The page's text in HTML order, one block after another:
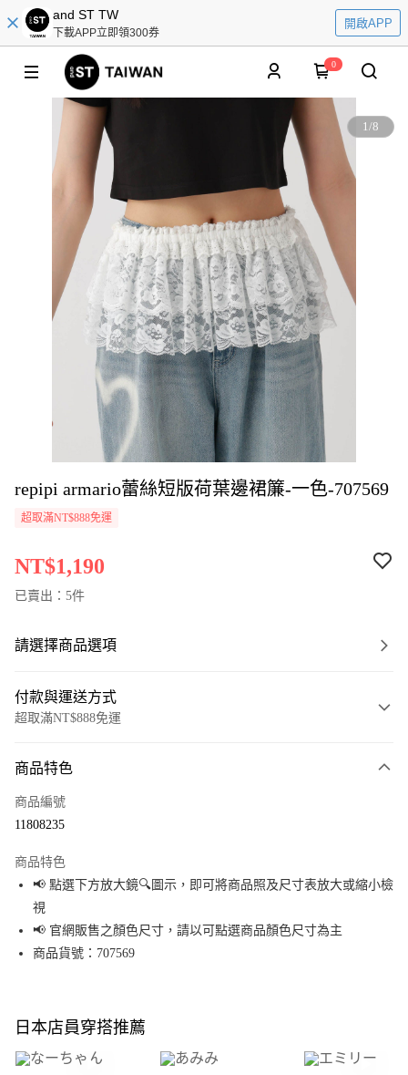
and ST TW
下載APP立即領300券
開啟APP
0
1/8
repipi armario蕾絲短版荷葉邊裙簾-一色-707569
超取滿NT$888免運
NT$1,190
已賣出：5件
請選擇商品選項
付款與運送方式
超取滿NT$888免運
信用卡一次付款
Apple Pay
街口支付
悠遊付
全盈+PAY
大哥付你分期
商品特色
商品編號
11808235
商品特色
📢 點選下方放大鏡🔍圖示，即可將商品照及尺寸表放大或縮小檢
視
📢 官網販售之顏色尺寸，請以可點選商品顏色尺寸為主
商品貨號：707569
日本店員穿搭推薦